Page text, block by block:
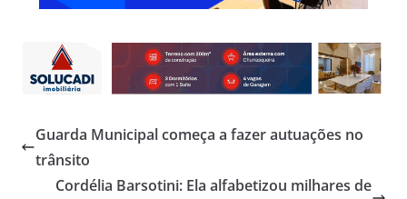
Guarda Municipal começa a fazer autuações no
trânsito
Cordélia Barsotini: Ela alfabetizou milhares de